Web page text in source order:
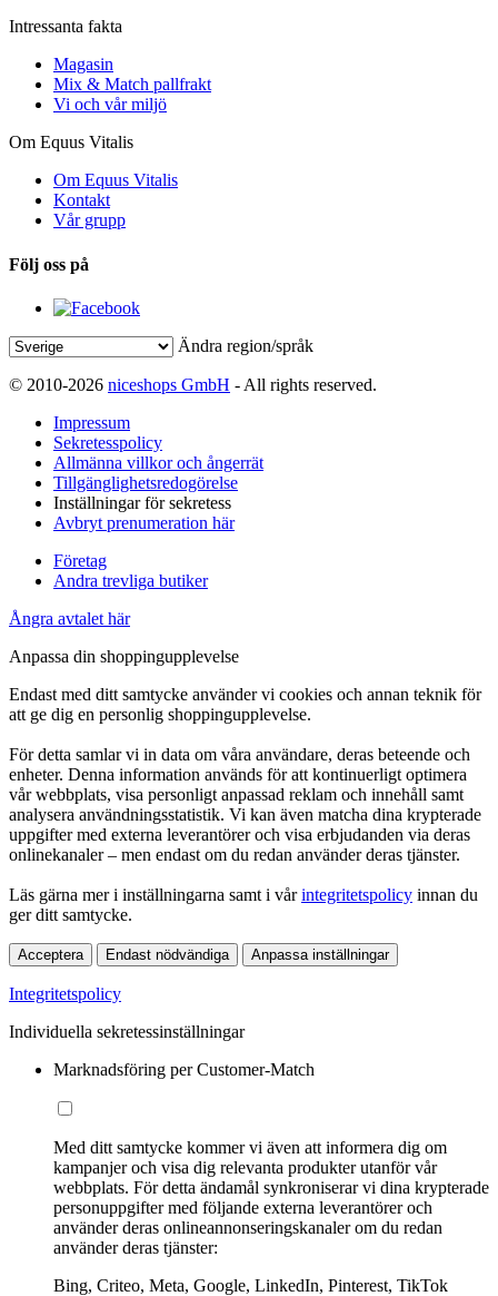
Intressanta fakta
Magasin
Mix & Match pallfrakt
Vi och vår miljö
Om Equus Vitalis
Om Equus Vitalis
Kontakt
Vår grupp
Följ oss på
Ändra region/språk
© 2010-2026 niceshops GmbH - All rights reserved.
Impressum
Sekretesspolicy
Allmänna villkor och ångerrät
Tillgänglighetsredogörelse
Inställningar för sekretess
Avbryt prenumeration här
Företag
Andra trevliga butiker
Ångra avtalet här
Anpassa din shoppingupplevelse
Endast med ditt samtycke använder vi cookies och annan teknik för
att ge dig en personlig shoppingupplevelse.
För detta samlar vi in data om våra användare, deras beteende och
enheter. Denna information används för att kontinuerligt optimera
vår webbplats, visa personligt anpassad reklam och innehåll samt
analysera användningsstatistik. Vi kan även matcha dina krypterade
uppgifter med externa leverantörer och visa erbjudanden via deras
onlinekanaler – men endast om du redan använder deras tjänster.
Läs gärna mer i inställningarna samt i vårintegritetspolicy innan du
ger ditt samtycke.
Acceptera Endast nödvändiga Anpassa inställningar
Integritetspolicy
Individuella sekretessinställningar
Marknadsföring per Customer-Match
Med ditt samtycke kommer vi även att informera dig om
kampanjer och visa dig relevanta produkter utanför vår
webbplats. För detta ändamål synkroniserar vi dina krypterade
personuppgifter med följande externa leverantörer och
använder deras onlineannonseringskanaler om du redan
använder deras tjänster:
Bing, Criteo, Meta, Google, LinkedIn, Pinterest, TikTok